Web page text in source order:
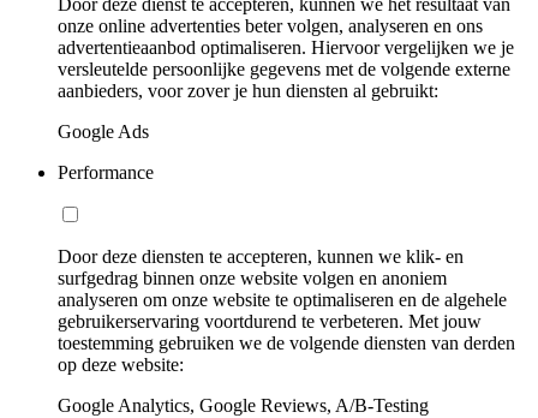
Door deze dienst te accepteren, kunnen we het resultaat van
onze online advertenties beter volgen, analyseren en ons
advertentieaanbod optimaliseren. Hiervoor vergelijken we je
versleutelde persoonlijke gegevens met de volgende externe
aanbieders, voor zover je hun diensten al gebruikt:
Google Ads
Performance
Door deze diensten te accepteren, kunnen we klik- en
surfgedrag binnen onze website volgen en anoniem
analyseren om onze website te optimaliseren en de algehele
gebruikerservaring voortdurend te verbeteren. Met jouw
toestemming gebruiken we de volgende diensten van derden
op deze website:
Google Analytics, Google Reviews, A/B-Testing